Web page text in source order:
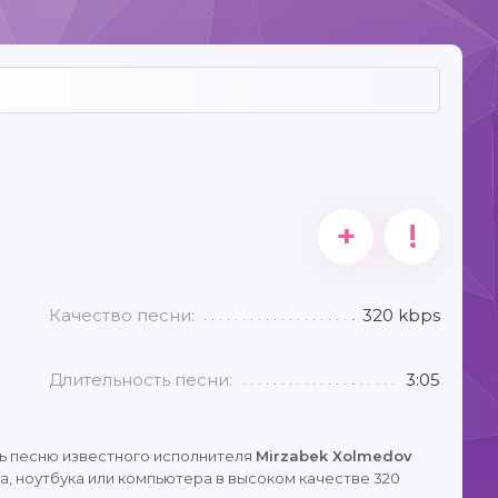
+ !
Качество песни: 320 kbps
Длительность песни: 3:05
известного исполнителя Mirzabek Xolmedov
или компьютера в высоком качестве 320